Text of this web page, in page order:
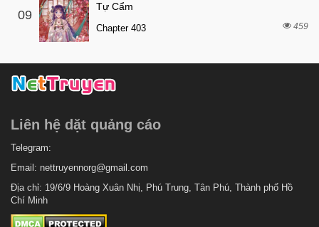
Chapter 26.5
Chapter 26
Chapter 24
Chapter 22 7 tháng trước
Chapter 21
Chapter 20
Chapter 19 7 tháng trước
Chapter 18
09
Tự Cẩm
Chapter 403 459
Liên hệ dặt quảng cáo
Telegram:
Email: nettruyennorg@gmail.com
Địa chỉ: 19/6/9 Hoàng Xuân Nhị, Phú Trung, Tân Phú, Thành phố Hồ
Chí Minh